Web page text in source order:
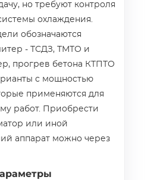
но требуют контроля
охлаждения.
обозначаются
- ТСДЗ, ТМТО и
прогрев бетона КТПТО
с мощностью
применяются для
работ. Приобрести
или иной
аппарат можно через